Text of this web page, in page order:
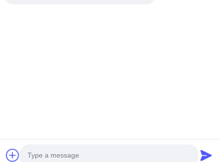
Copyright © 2022-2026 Hongya Power Generating Equipment To Utilities
Limited. Όλα τα δικαιώματα διατηρούνται.